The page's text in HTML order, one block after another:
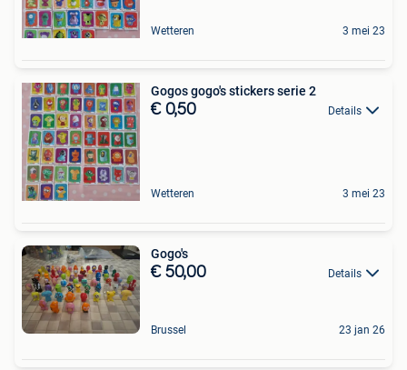
Wetteren 3 mei 23
Gogos gogo's stickers serie 2
€ 0,50 Details
Wetteren 3 mei 23
Gogo's
€ 50,00 Details
Brussel 23 jan 26